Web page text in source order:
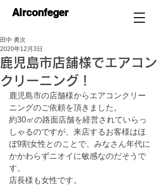
Airconfeger
鹿児島市店舗様でエアコン
クリーニング！
田中 勇次
2020年12月3日
鹿児島市の店舗様からエアコンクリー
ニングのご依頼を頂きました。
約30㎡の路面店舗を経営されていらっ
しゃるのですが、来店するお客様はほ
ぼ9割女性とのことで、みなさん年代に
かかわらずニオイに敏感なのだそうで
す。
店長様も女性です。